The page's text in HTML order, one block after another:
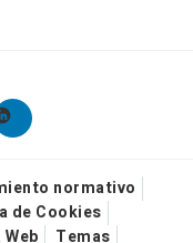
normativo
de Cookies
Web Temas